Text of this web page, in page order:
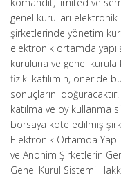
genel kurulları
şirketlerinde yönetim
elektronik ortamda
kuruluna ve genel
fiziki katılımın, öneride
sonuçlarını
katılma ve oy kullanma
borsaya kote edilmiş
Elektronik Ortamda
ve Anonim Şirketlerin
Genel Kurul Sistemi